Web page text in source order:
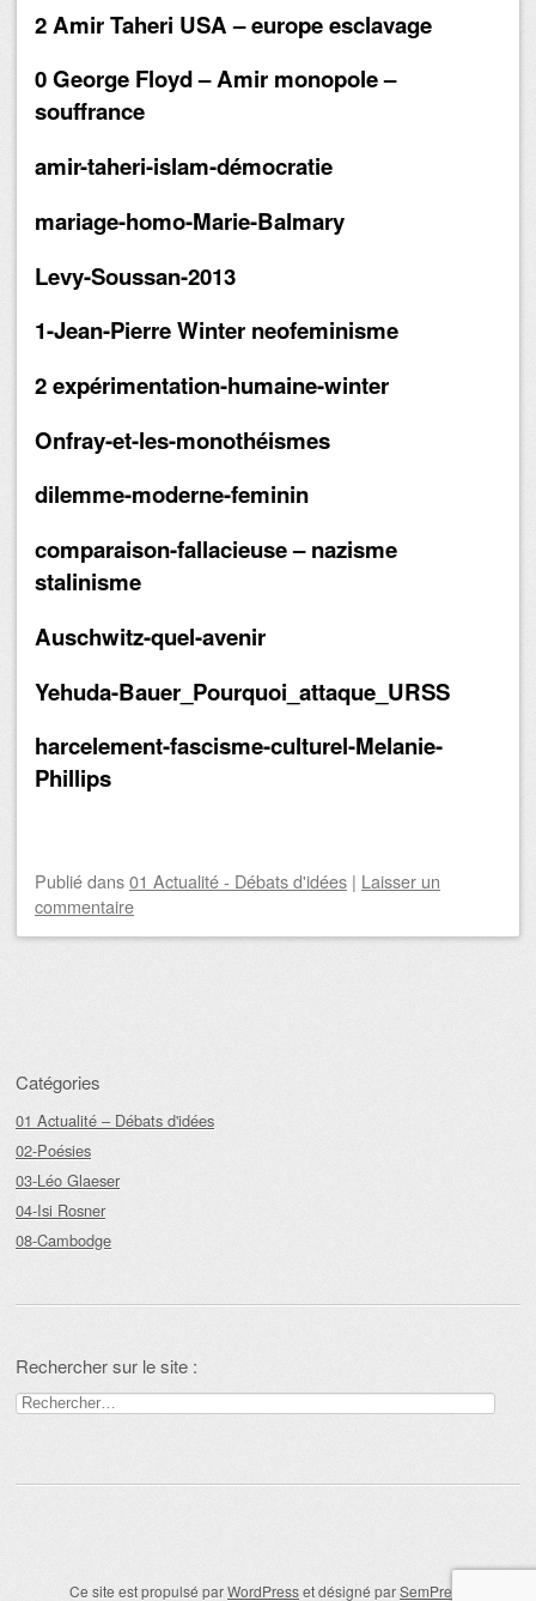
2 Amir Taheri USA – europe esclavage
0 George Floyd – Amir monopole –
souffrance
amir-taheri-islam-démocratie
mariage-homo-Marie-Balmary
Levy-Soussan-2013
1-Jean-Pierre Winter neofeminisme
2 expérimentation-humaine-winter
Onfray-et-les-monothéismes
dilemme-moderne-feminin
comparaison-fallacieuse – nazisme
stalinisme
Auschwitz-quel-avenir
Yehuda-Bauer_Pourquoi_attaque_URSS
harcelement-fascisme-culturel-Melanie-
Phillips
Publiédans01 Actualité - Débats d'idées | Laisser un
commentaire
Catégories
01 Actualité – Débats d'idées
02-Poésies
03-Léo Glaeser
04-Isi Rosner
08-Cambodge
Rechercher sur le site :
Rechercher :
Ce site est propulsé parWordPresset désigné parSemPress